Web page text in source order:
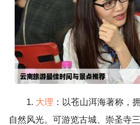
1. 大理 ：以苍山洱海著称，
自然风光。可游览古城、崇圣寺三